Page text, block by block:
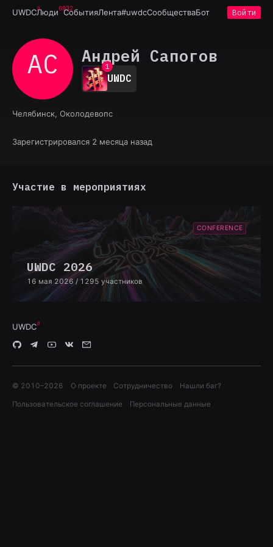
UWDCЛюди6932
СобытияЛента#uwdcСообществаБот Войти
АС Андрей Сапогов
0
1
2
3
5
7
UWDC
Челябинск, Околодевопс
Зарегистрировался 2 месяца назад
Участие в мероприятиях
CONFERENCE
UWDC 2026
16 мая 2026 / 1295 участников
UWDC
© 2010–2026 О проекте Сотрудничество Нашли баг?
Пользовательское соглашение Персональные данные